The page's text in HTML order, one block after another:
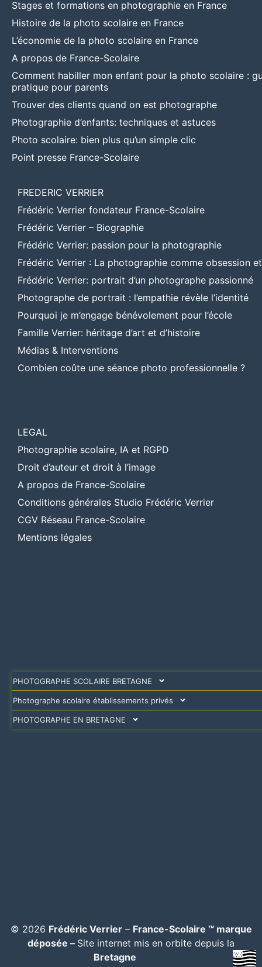
Stages et formations en photographie en France
Histoire de la photo scolaire en France
L’économie de la photo scolaire en France
A propos de France-Scolaire
Comment habiller mon enfant pour la photo scolaire :
pratique pour parents
Trouver des clients quand on est photographe
Photographie d’enfants: techniques et astuces
Photo scolaire: bien plus qu’un simple clic
Point presse France-Scolaire
FREDERIC VERRIER
Frédéric Verrier fondateur France-Scolaire
Frédéric Verrier – Biographie
Frédéric Verrier: passion pour la photographie
Frédéric Verrier : La photographie comme obsession
Frédéric Verrier: portrait d’un photographe passionné
Photographe de portrait : l’empathie révèle l’identité
Pourquoi je m’engage bénévolement pour l’école
Famille Verrier: héritage d’art et d’histoire
Médias & Interventions
Combien coûte une séance photo professionnelle ?
LEGAL
Photographie scolaire, IA et RGPD
Droit d’auteur et droit à l’image
A propos de France-Scolaire
Conditions générales Studio Frédéric Verrier
CGV Réseau France-Scolaire
Mentions légales
PHOTOGRAPHE SCOLAIRE BRETAGNE
Photographe scolaire établissements privés
PHOTOGRAPHE EN BRETAGNE
© 2026 Frédéric Verrier– France-Scolaire ™ marque
déposée – Site internet mis en orbite depuis la
Bretagne